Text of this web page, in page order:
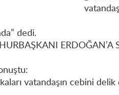
dedi.
vatandaşın cebini